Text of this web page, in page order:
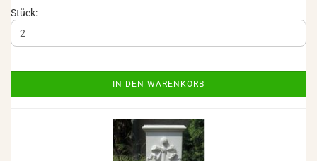
Stück:
IN DEN WARENKORB